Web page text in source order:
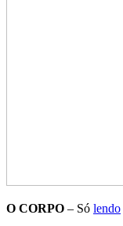
O CORPO – Só lendo